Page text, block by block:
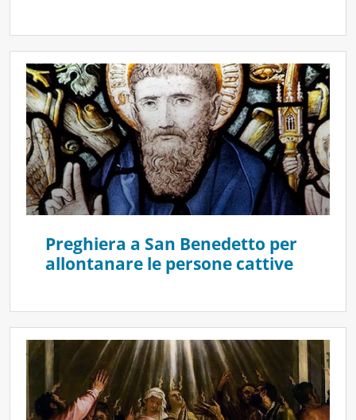
Preghiera a San Benedetto per
allontanare le persone cattive